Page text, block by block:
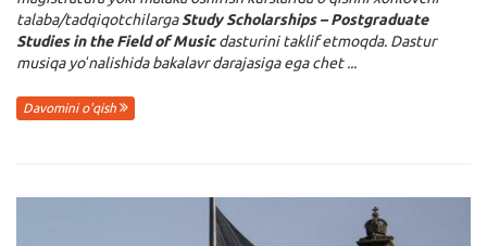
talaba/tadqiqotchilargaStudy Scholarships – Postgraduate
Studies in the Field of Musicdasturini taklif etmoqda. Dastur
musiqa yoʻnalishida bakalavr darajasiga ega chet ...
Davomini o'qish